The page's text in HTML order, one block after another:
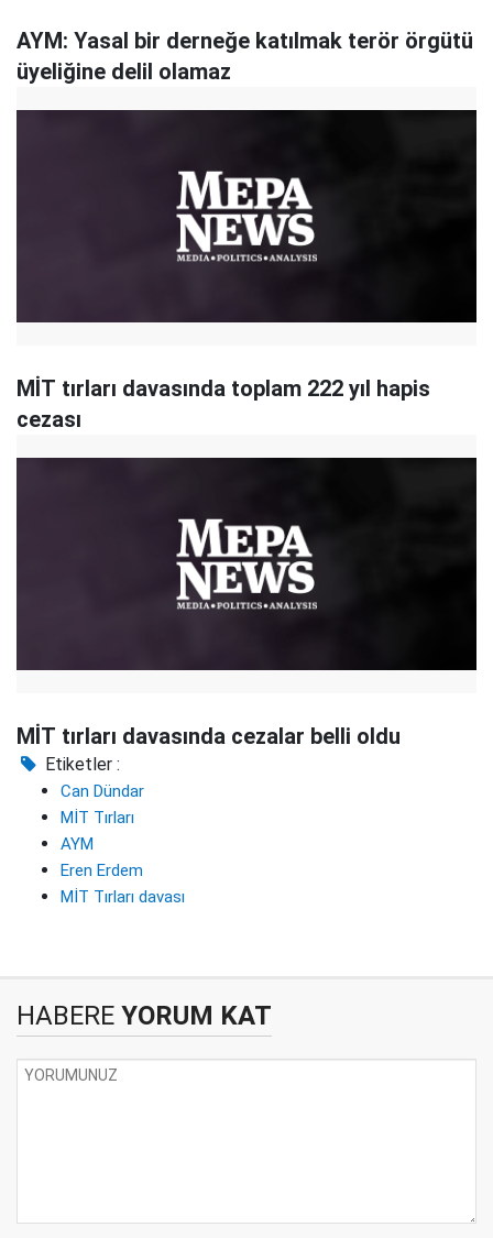
AYM: Yasal bir derneğe katılmak terör örgütü
üyeliğine delil olamaz
MİT tırları davasında toplam 222 yıl hapis
cezası
MİT tırları davasında cezalar belli oldu
Etiketler :
Can Dündar
MİT Tırları
AYM
Eren Erdem
MİT Tırları davası
HABERE YORUM KAT